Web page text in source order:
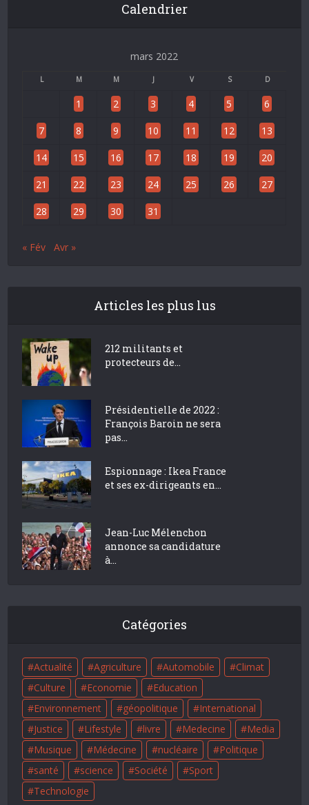
Calendrier
mars 2022
L M M J V S D
1 2 3 4 5 6
7 8 9 10 11 12 13
14 15 16 17 18 19 20
21 22 23 24 25 26 27
28 29 30 31
« Fév Avr »
Articles les plus lus
212 militants et
protecteurs de...
Présidentielle de 2022 :
François Baroin ne sera
pas...
Espionnage : Ikea France
et ses ex-dirigeants en...
Jean-Luc Mélenchon
annonce sa candidature
à...
Catégories
Actualité Agriculture Automobile
Climat
Culture
Economie
Education
Environnement
géopolitique
International
Justice
Lifestyle livre Medecine
Media
Musique
Médecine nucléaire
Politique
santé
science Société
Sport
Technologie